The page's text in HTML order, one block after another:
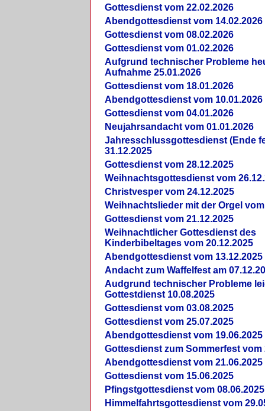
Gottesdienst vom 22.02.2026
Abendgottesdienst vom 14.02.2026
Gottesdienst vom 08.02.2026
Gottesdienst vom 01.02.2026
Aufgrund technischer Probleme
Aufnahme 25.01.2026
Gottesdienst vom 18.01.2026
Abendgottesdienst vom 10.01.2026
Gottesdienst vom 04.01.2026
Neujahrsandacht vom 01.01.2026
Jahresschlussgottesdienst (Ende
31.12.2025
Gottesdienst vom 28.12.2025
Weihnachtsgottesdienst vom
Christvesper vom 24.12.2025
Weihnachtslieder mit der Orgel vom
Gottesdienst vom 21.12.2025
Weihnachtlicher Gottesdienst des
Kinderbibeltages vom 20.12.2025
Abendgottesdienst vom 13.12.2025
Andacht zum Waffelfest am
Audgrund technischer Probleme
Gottestdienst 10.08.2025
Gottesdienst vom 03.08.2025
Gottesdienst vom 25.07.2025
Abendgottesdienst vom 19.06.2025
Gottesdienst zum Sommerfest vom
Abendgottesdienst vom 21.06.2025
Gottesdienst vom 15.06.2025
Pfingstgottesdienst vom 08.06.2025
Himmelfahrtsgottesdienst vom